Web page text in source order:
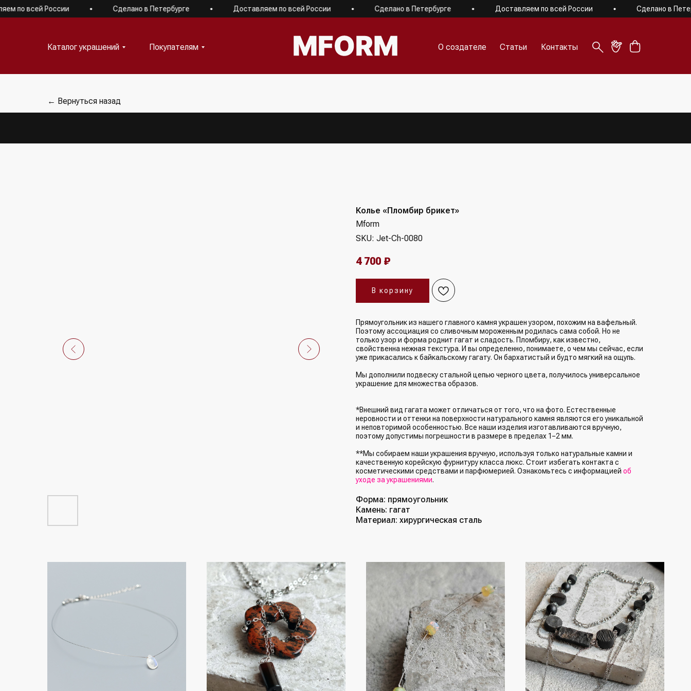
всей России Сделано в Петербурге Доставляем по всей России Сделано в Петербурге Доставляем по всей России Сделано в
Контакты
Статьи
О создателе
Покупателям
Каталог украшений
← Вернуться назад
Колье «Пломбир брикет»
Mform
SKU: Jet-Ch-0080
4 700 ₽
В корзину
Прямоугольник из нашего главного камня украшен узором, похожим на вафельный.
Поэтому ассоциация со сливочным мороженным родилась сама собой. Но не
только узор и форма роднит гагат и сладость. Пломбиру, как известно,
свойственна нежная текстура. И вы определенно, понимаете, о чем мы сейчас, если
уже прикасались к байкальскому гагату. Он бархатистый и будто мягкий на ощупь.
Мы дополнили подвеску стальной цепью черного цвета, получилось универсальное
украшение для множества образов.
*Внешний вид гагата может отличаться от того, что на фото. Естественные
неровности и оттенки на поверхности натурального камня являются его уникальной
и неповторимой особенностью. Все наши изделия изготавливаются вручную,
поэтому допустимы погрешности в размере в пределах 1−2 мм.
**Мы собираем наши украшения вручную, используя только натуральные камни и
качественную корейскую фурнитуру класса люкс. Стоит избегать контакта с
косметическими средствами и парфюмерией. Ознакомьтесь с информацией об
уходе за украшениями.
Форма: прямоугольник
Камень: гагат
Материал: хирургическая сталь